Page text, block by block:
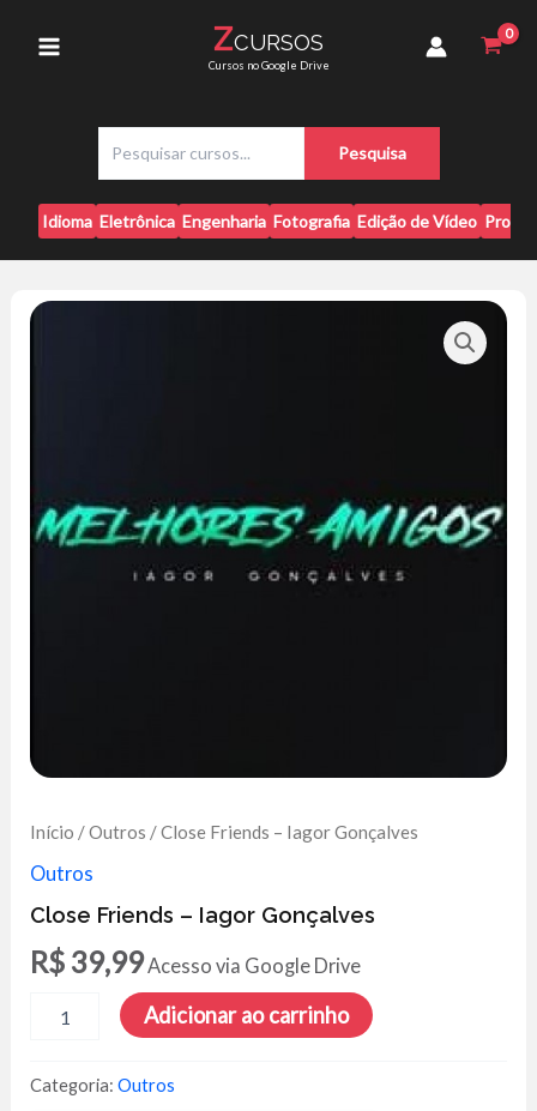
Menu
ZCURSOS
Cursos no Google Drive
s
q
u
i
a
Pesquisa
Idioma Eletrônica Engenharia Fotografia Edição de Vídeo
Início /Outros / Close Friends – Iagor Gonçalves
Outros
Close Friends – Iagor Gonçalves
R$ 39,99Acesso via Google Drive
Friends
Iagor
Gonçalves
Adicionar ao carrinho
Categoria:Outros
Gonçalves